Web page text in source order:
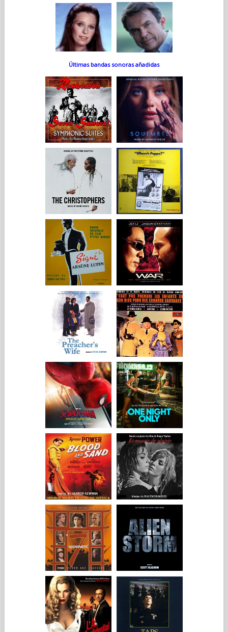
Últimas bandas sonoras añadidas